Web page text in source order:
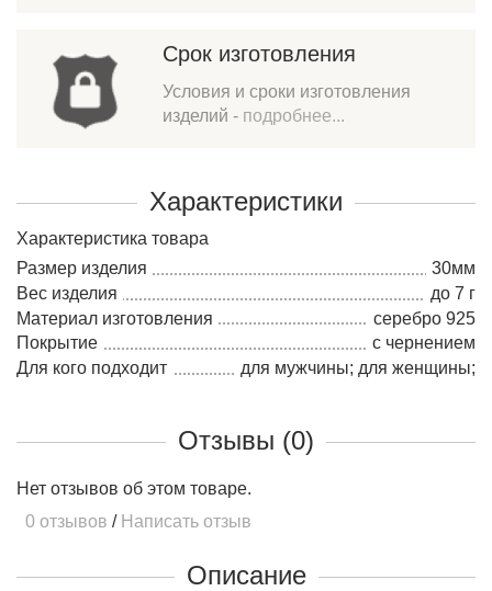
Срок изготовления
Условия и сроки изготовления
изделий - подробнее...
Характеристики
Характеристика товара
Размер изделия
30мм
Вес изделия
до 7 г
Материал изготовления
серебро 925
Покрытие
с чернением
Для кого подходит
для мужчины; для женщины;
Отзывы (0)
Нет отзывов об этом товаре.
0 отзывов / Написать отзыв
Описание